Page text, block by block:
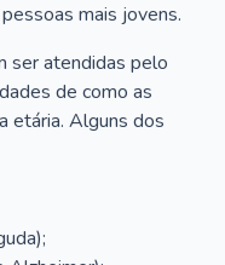
mais jovens.
ser atendidas pelo
de como as
etária. Alguns dos